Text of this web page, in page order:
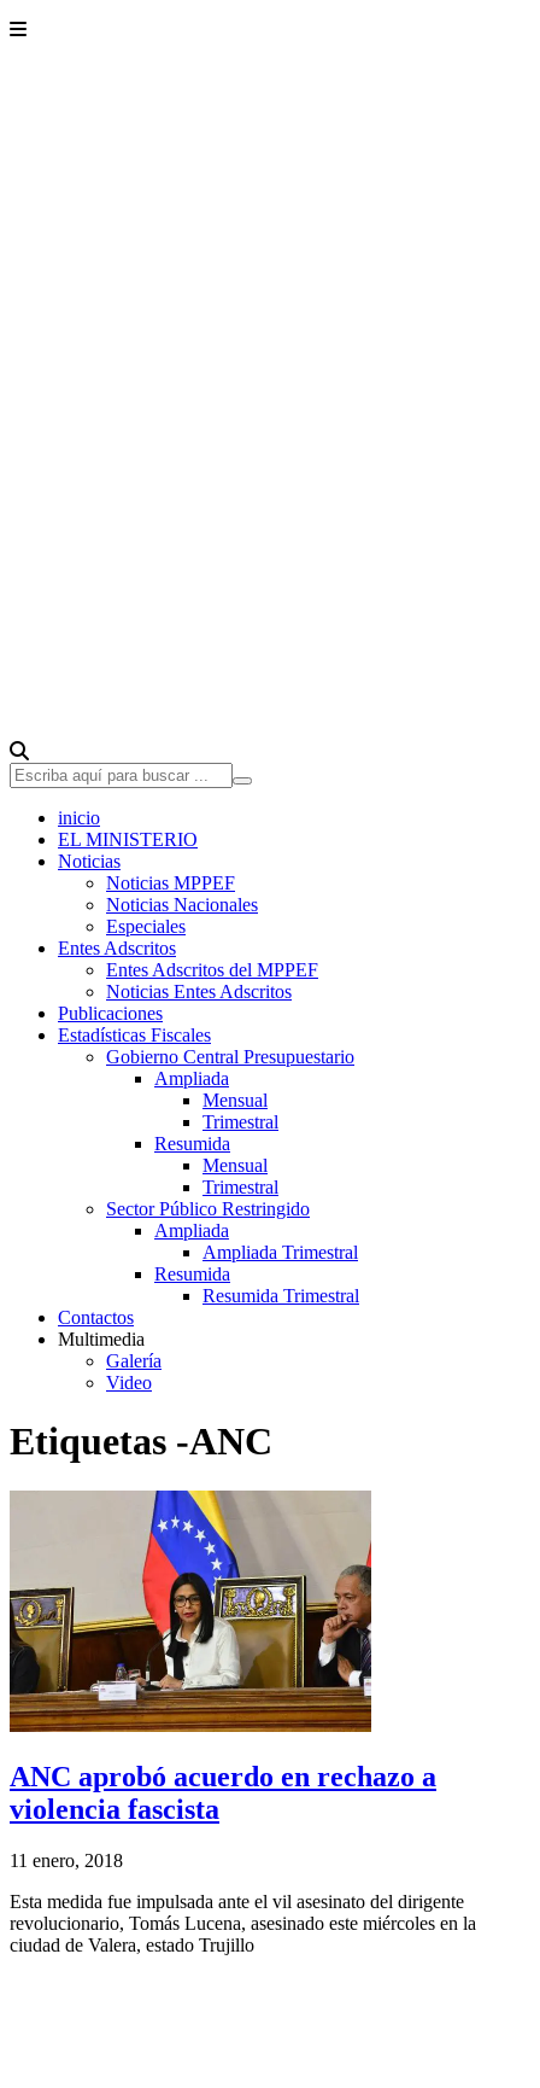
inicio
EL MINISTERIO
Noticias
Noticias MPPEF
Noticias Nacionales
Especiales
Entes Adscritos
Entes Adscritos del MPPEF
Noticias Entes Adscritos
Publicaciones
Estadísticas Fiscales
Gobierno Central Presupuestario
Ampliada
Mensual
Trimestral
Resumida
Mensual
Trimestral
Sector Público Restringido
Ampliada
Ampliada Trimestral
Resumida
Resumida Trimestral
Contactos
Multimedia
Galería
Video
Etiquetas -ANC
ANC aprobó acuerdo en rechazo a
violencia fascista
11 enero, 2018
Esta medida fue impulsada ante el vil asesinato del dirigente
revolucionario, Tomás Lucena, asesinado este miércoles en la
ciudad de Valera, estado Trujillo